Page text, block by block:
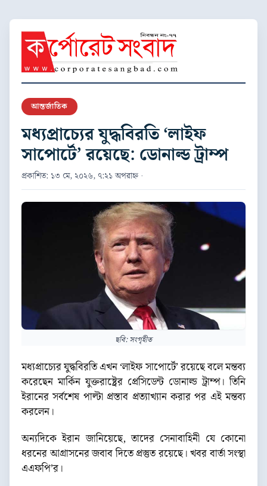
আন্তর্জাতিক
মধ্যপ্রাচ্যের যুদ্ধবিরতি ‘লাইফ
সাপোর্টে’ রয়েছে: ডোনাল্ড ট্রাম্প
প্রকাশিত: ১৩ মে, ২০২৬, ৭:২১ অপরাহ্ন ·
ছবি: সংগৃহীত
মধ্যপ্রাচ্যের যুদ্ধবিরতি এখন ‘লাইফ সাপোর্টে’ রয়েছে বলে মন্তব্য
করেছেন মার্কিন যুক্তরাষ্ট্রের প্রেসিডেন্ট ডোনাল্ড ট্রাম্প। তিনি
ইরানের সর্বশেষ পাল্টা প্রস্তাব প্রত্যাখ্যান করার পর এই মন্তব্য
করলেন।
অন্যদিকে ইরান জানিয়েছে, তাদের সেনাবাহিনী যে কোনো
ধরনের আগ্রাসনের জবাব দিতে প্রস্তুত রয়েছে। খবর বার্তা সংস্থা
এএফপি’র।